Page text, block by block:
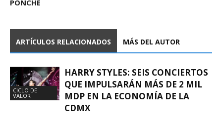
PONCHE
ARTÍCULOS RELACIONADOS MÁS DEL AUTOR
CICLO DE
VALOR
HARRY STYLES: SEIS CONCIERTOS
QUE IMPULSARÁN MÁS DE 2 MIL
MDP EN LA ECONOMÍA DE LA
CDMX